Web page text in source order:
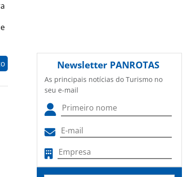
Newsletter PANROTAS
As principais notícias do Turismo no
seu e-mail